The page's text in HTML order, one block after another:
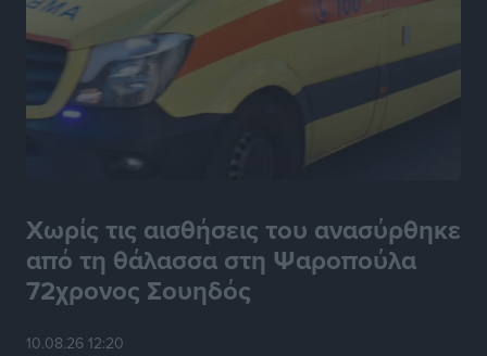
Χωρίς τις αισθήσεις του ανασύρθηκε
από τη θάλασσα στη Ψαροπούλα
72χρονος Σουηδός
10.08.26 12:20